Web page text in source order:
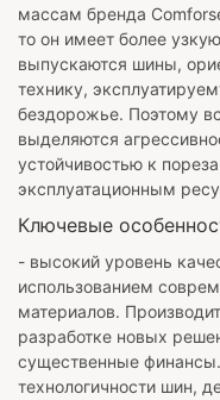
массам бренда
то он имеет более
выпускаются шины,
технику,
бездорожье. Поэтому
выделяются
устойчивостью к
эксплуатационным
Ключевые
- высокий уровень
использованием
материалов.
разработке новых
существенные
технологичности шин,